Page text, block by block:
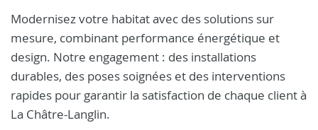
Modernisez votre habitat avec des solutions sur
mesure, combinant performance énergétique et
design. Notre engagement : des installations
durables, des poses soignées et des interventions
rapides pour garantir la satisfaction de chaque client à
La Châtre-Langlin.